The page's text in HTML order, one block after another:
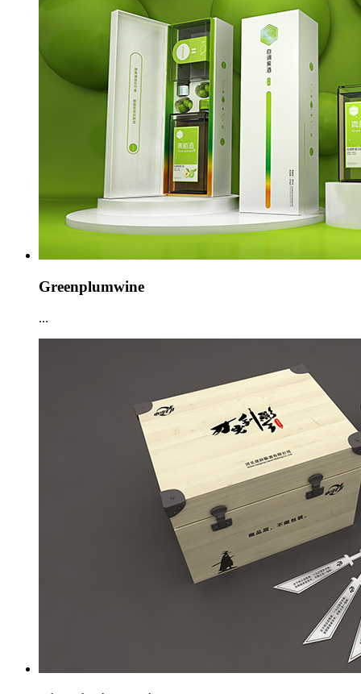
Greenplumwine
...